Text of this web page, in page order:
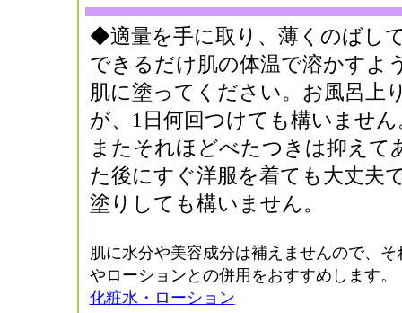
◆適量を手に取り、薄くのばし
できるだけ肌の体温で溶かすよ
肌に塗ってください。お風呂上
が、1日何回つけても構いません
またそれほどべたつきは抑えて
た後にすぐ洋服を着ても大丈夫
塗りしても構いません。
肌に水分や美容成分は補えませんので、
やローションとの併用をおすすめします。
化粧水・ローション